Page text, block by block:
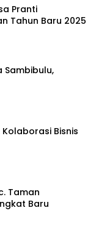
Pranti
Tahun Baru 2025
Sambibulu,
Kolaborasi Bisnis
Taman
Baru